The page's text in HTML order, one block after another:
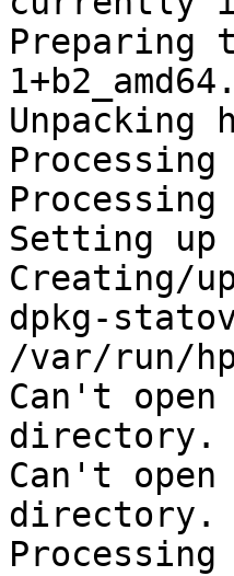
Preparing
Setting
Creating/
dpkg-
/var/run/
Can't
directory.
Can't
directory.